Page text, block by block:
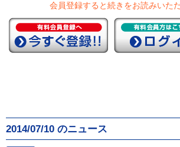
会員登録すると続きをお読みいた
2014/07/10 のニュース